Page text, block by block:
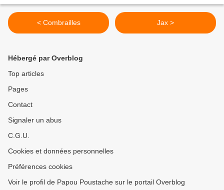
< Combrailles Jax >
Hébergé par Overblog
Top articles
Pages
Contact
Signaler un abus
C.G.U.
Cookies et données personnelles
Préférences cookies
Voir le profil de Papou Poustache sur le portail Overblog